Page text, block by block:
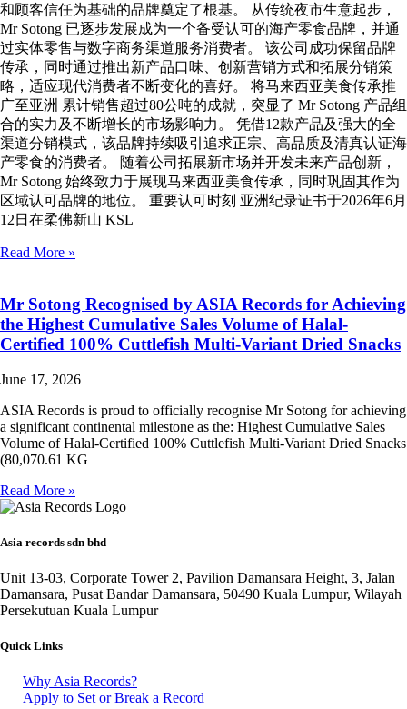
和顾客信任为基础的品牌奠定了根基。 从传统夜市生意起步，
Mr Sotong 已逐步发展成为一个备受认可的海产零食品牌，并通
过实体零售与数字商务渠道服务消费者。 该公司成功保留品牌
传承，同时通过推出新产品口味、创新营销方式和拓展分销策
略，适应现代消费者不断变化的喜好。 将马来西亚美食传承推
广至亚洲 累计销售超过80公吨的成就，突显了 Mr Sotong 产品组
合的实力及不断增长的市场影响力。 凭借12款产品及强大的全
渠道分销模式，该品牌持续吸引追求正宗、高品质及清真认证海
产零食的消费者。 随着公司拓展新市场并开发未来产品创新，
Mr Sotong 始终致力于展现马来西亚美食传承，同时巩固其作为
区域认可品牌的地位。 重要认可时刻 亚洲纪录证书于2026年6月
12日在柔佛新山 KSL
Read More »
Mr Sotong Recognised by ASIA Records for Achieving
the Highest Cumulative Sales Volume of Halal-
Certified 100% Cuttlefish Multi-Variant Dried Snacks
June 17, 2026
ASIA Records is proud to officially recognise Mr Sotong for achieving
a significant continental milestone as the: Highest Cumulative Sales
Volume of Halal-Certified 100% Cuttlefish Multi-Variant Dried Snacks
(80,070.61 KG
Read More »
Asia records sdn bhd
Unit 13-03, Corporate Tower 2, Pavilion Damansara Height, 3, Jalan
Damansara, Pusat Bandar Damansara, 50490 Kuala Lumpur, Wilayah
Persekutuan Kuala Lumpur
Quick Links
Why Asia Records?
Apply to Set or Break a Record